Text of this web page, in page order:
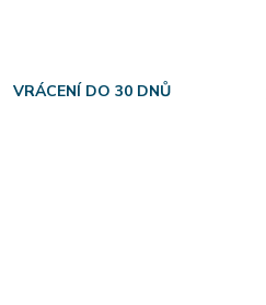
VRÁCENÍ DO 30 DNŮ